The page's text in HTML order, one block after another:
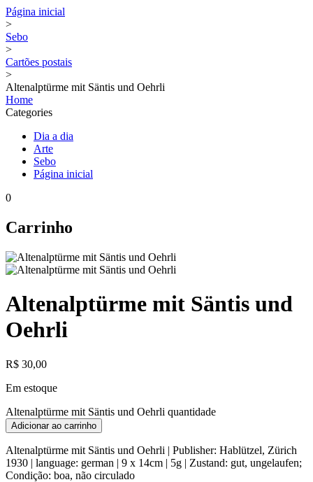
Página inicial
>
Sebo
>
Cartões postais
>
Altenalptürme mit Säntis und Oehrli
Home
Categories
Dia a dia
Arte
Sebo
Página inicial
0
Carrinho
Altenalptürme mit Säntis und
Oehrli
R$ 30,00
Em estoque
Altenalptürme mit Säntis und Oehrli quantidade
Adicionar ao carrinho
Altenalptürme mit Säntis und Oehrli | Publisher: Hablützel, Zürich
1930 | language: german | 9 x 14cm | 5g | Zustand: gut, ungelaufen;
Condição: boa, não circulado